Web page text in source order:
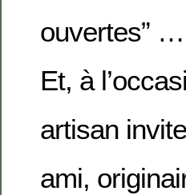
ouvertes” …
Et, à
artisan
ami,